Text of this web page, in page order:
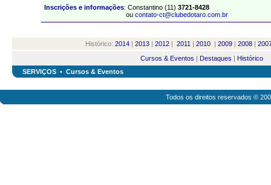
Inscrições e informações: Constantino (11) 3721-8428
ou contato-ct@clubedotaro.com.br
Histórico: 2014 | 2013 | 2012 | 2011 | 2010 | 2009 | 2008 |
Cursos & Eventos | Destaques | Histórico
SERVIÇOS • Cursos & Eventos
Todos os direitos reservados ©